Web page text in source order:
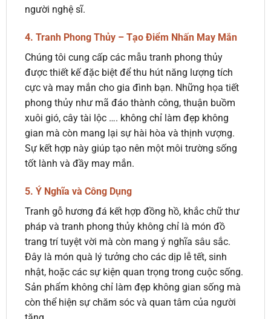
người nghệ sĩ.
4. Tranh Phong Thủy – Tạo Điểm Nhấn May Mắn
Chúng tôi cung cấp các mẫu tranh phong thủy
được thiết kế đặc biệt để thu hút năng lượng tích
cực và may mắn cho gia đình bạn. Những họa tiết
phong thủy như mã đáo thành công, thuận buồm
xuôi gió, cây tài lộc …. không chỉ làm đẹp không
gian mà còn mang lại sự hài hòa và thịnh vượng.
Sự kết hợp này giúp tạo nên một môi trường sống
tốt lành và đầy may mắn.
5. Ý Nghĩa và Công Dụng
Tranh gỗ hương đá kết hợp đồng hồ, khắc chữ thư
pháp và tranh phong thủy không chỉ là món đồ
trang trí tuyệt vời mà còn mang ý nghĩa sâu sắc.
Đây là món quà lý tưởng cho các dịp lễ tết, sinh
nhật, hoặc các sự kiện quan trọng trong cuộc sống.
Sản phẩm không chỉ làm đẹp không gian sống mà
còn thể hiện sự chăm sóc và quan tâm của người